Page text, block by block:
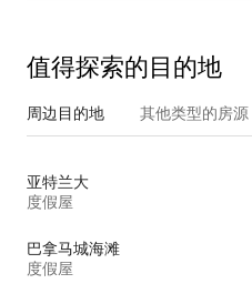
值得探索的目的地
周边目的地 其他类型的房源
亚特兰大
度假屋
巴拿马城海滩
度假屋